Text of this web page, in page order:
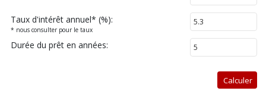
Taux d'intérêt annuel* (%):
* nous consulter pour le taux
Durée du prêt en années:
Calculer